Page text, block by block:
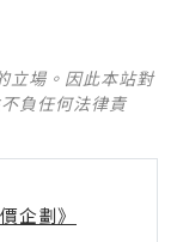
立場。因此本站對
負任何法律責
企劃》